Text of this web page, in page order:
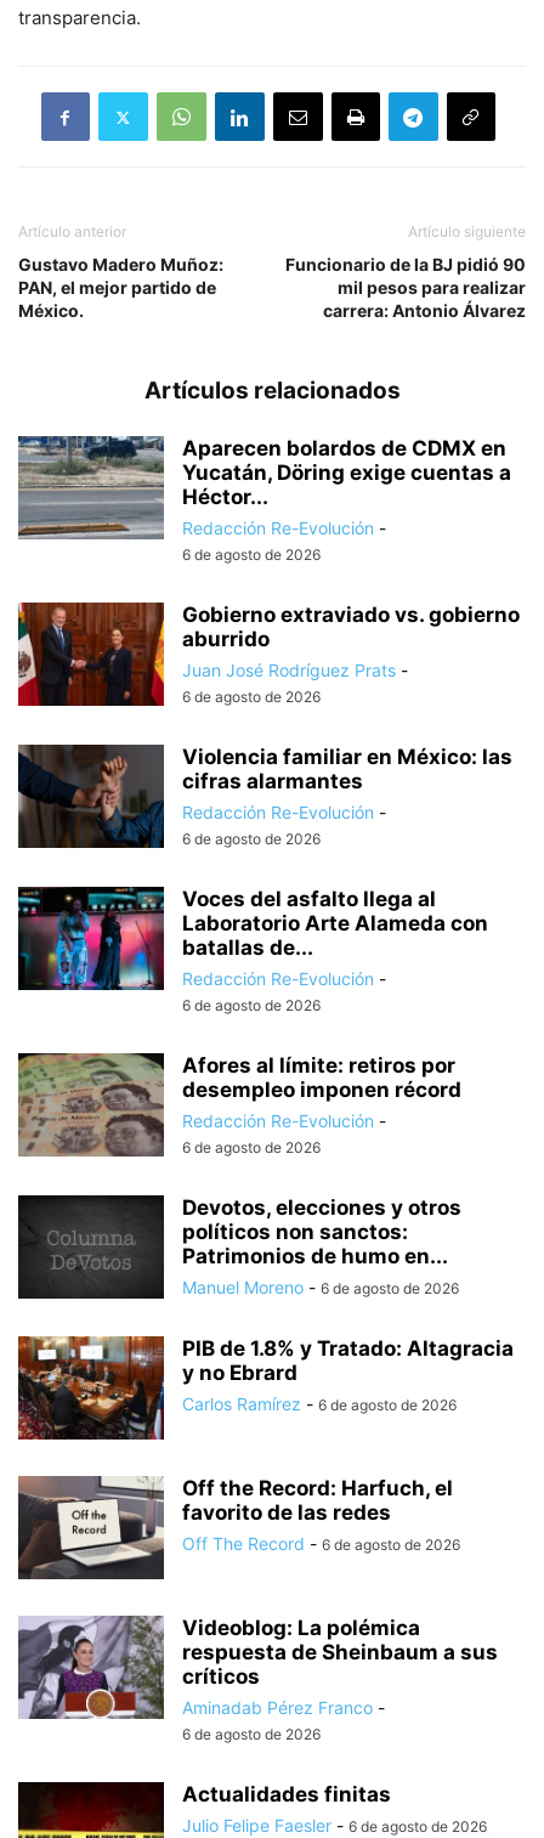
transparencia.
Artículo anterior
Gustavo Madero Muñoz:
PAN, el mejor partido de
México.
Artículo siguiente
Funcionario de la BJ pidió 90
mil pesos para realizar
carrera: Antonio Álvarez
Artículos relacionados
Aparecen bolardos de CDMX en
Yucatán, Döring exige cuentas a
Héctor...
Redacción Re-Evolución -
6 de agosto de 2026
Gobierno extraviado vs. gobierno
aburrido
Juan José Rodríguez Prats -
6 de agosto de 2026
Violencia familiar en México: las
cifras alarmantes
Redacción Re-Evolución -
6 de agosto de 2026
Voces del asfalto llega al
Laboratorio Arte Alameda con
batallas de...
Redacción Re-Evolución -
6 de agosto de 2026
Afores al límite: retiros por
desempleo imponen récord
Redacción Re-Evolución -
6 de agosto de 2026
Devotos, elecciones y otros
políticos non sanctos:
Patrimonios de humo en...
Manuel Moreno - 6 de agosto de 2026
PIB de 1.8% y Tratado: Altagracia
y no Ebrard
Carlos Ramírez - 6 de agosto de 2026
Off the Record: Harfuch, el
favorito de las redes
Off The Record - 6 de agosto de 2026
Videoblog: La polémica
respuesta de Sheinbaum a sus
críticos
Aminadab Pérez Franco -
6 de agosto de 2026
Actualidades finitas
Julio Felipe Faesler - 6 de agosto de 2026